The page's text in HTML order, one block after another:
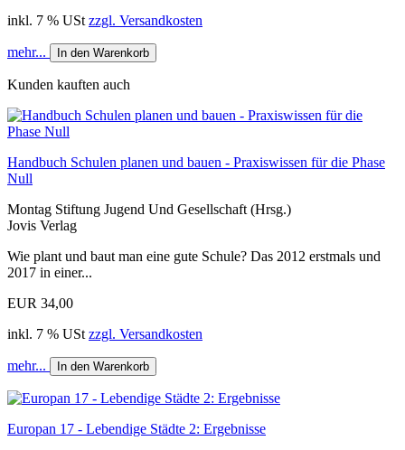
inkl. 7 % USt zzgl. Versandkosten
mehr... In den Warenkorb
Kunden kauften auch
Handbuch Schulen planen und bauen - Praxiswissen für die Phase
Null
Montag Stiftung Jugend Und Gesellschaft (Hrsg.)
Jovis Verlag
Wie plant und baut man eine gute Schule? Das 2012 erstmals und
2017 in einer...
EUR 34,00
inkl. 7 % USt zzgl. Versandkosten
mehr... In den Warenkorb
Europan 17 - Lebendige Städte 2: Ergebnisse